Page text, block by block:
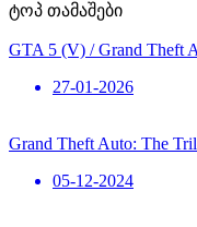
ტოპ თამაშები
GTA 5 (V) / Grand Theft
27-01-2026
Grand Theft Auto: The
05-12-2024